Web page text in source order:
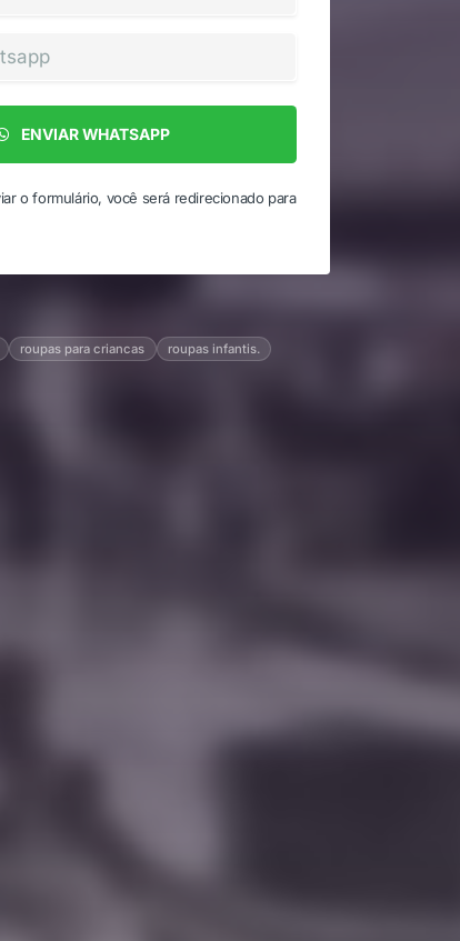
ENVIAR WHATSAPP
o formulário, você será redirecionado para
roupas para criancas
roupas infantis.